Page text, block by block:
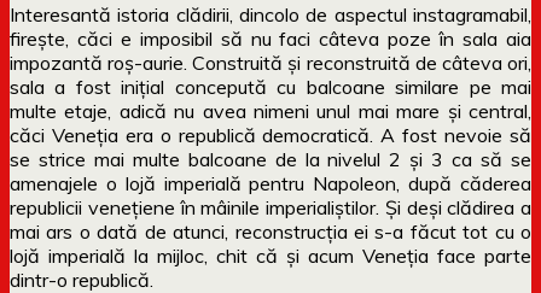
Interesantă istoria clădirii, dincolo de aspectul instagramabil,
firește, căci e imposibil să nu faci câteva poze în sala aia
impozantă roș-aurie. Construită și reconstruită de câteva ori,
sala a fost inițial concepută cu balcoane similare pe mai
multe etaje, adică nu avea nimeni unul mai mare și central,
căci Veneția era o republică democratică. A fost nevoie să
se strice mai multe balcoane de la nivelul 2 și 3 ca să se
amenajele o lojă imperială pentru Napoleon, după căderea
republicii venețiene în mâinile imperialiștilor. Și deși clădirea a
mai ars o dată de atunci, reconstrucția ei s-a făcut tot cu o
lojă imperială la mijloc, chit că și acum Veneția face parte
dintr-o republică.